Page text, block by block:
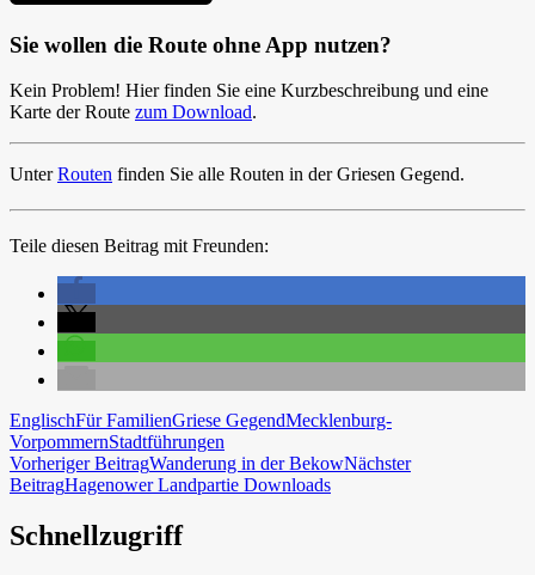
Sie wollen die Route ohne App nutzen?
Kein Problem! Hier finden Sie eine Kurzbeschreibung und eine
Karte der Route zum Download.
UnterRouten finden Sie alle Routen in der Griesen Gegend.
Teile diesen Beitrag mit Freunden:
EnglischFür FamilienGriese GegendMecklenburg-
VorpommernStadtführungen
Beitragsnavigation
Vorheriger BeitragWanderung in der BekowNächster
BeitragHagenower Landpartie Downloads
Schnellzugriff